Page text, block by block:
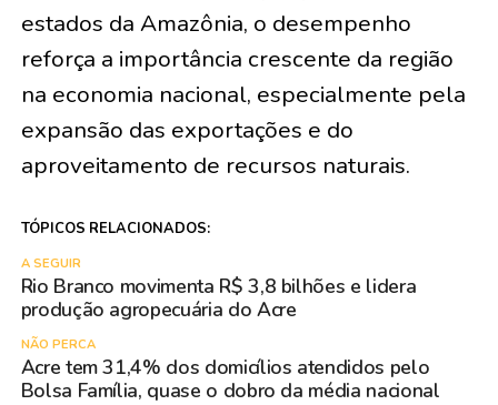
estados da Amazônia, o desempenho
reforça a importância crescente da região
na economia nacional, especialmente pela
expansão das exportações e do
aproveitamento de recursos naturais.
TÓPICOS RELACIONADOS:
A SEGUIR
Rio Branco movimenta R$ 3,8 bilhões e lidera
produção agropecuária do Acre
NÃO PERCA
Acre tem 31,4% dos domicílios atendidos pelo
Bolsa Família, quase o dobro da média nacional